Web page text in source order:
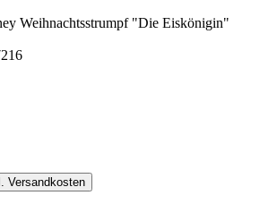
Versandkosten